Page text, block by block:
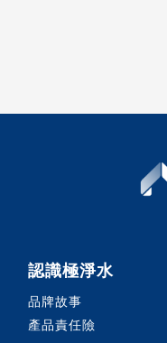
認識極淨水
品牌故事
產品責任險